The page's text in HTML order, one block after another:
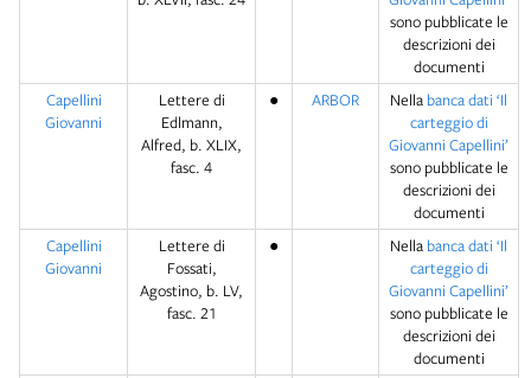
sono pubblicate le
descrizioni dei
documenti
Capellini
Giovanni
Lettere di
Edlmann,
Alfred, b. XLIX,
fasc. 4
● ARBOR Nella banca dati ‘Il
carteggio di
Giovanni Capellini’
sono pubblicate le
descrizioni dei
documenti
Capellini
Giovanni
Lettere di
Fossati,
Agostino, b. LV,
fasc. 21
● Nella banca dati ‘Il
carteggio di
Giovanni Capellini’
sono pubblicate le
descrizioni dei
documenti